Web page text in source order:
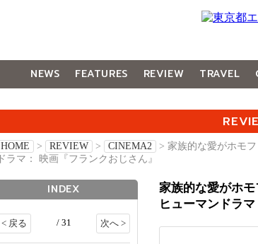
NEWS FEATURES REVIEW TRAVEL
HOME > REVIEW > CINEMA2
> 家族的な愛がホモ
ドラマ： 映画『フランクおじさん』
家族的な愛がホ
ヒューマンドラ
INDEX
< 戻る / 31 次へ >